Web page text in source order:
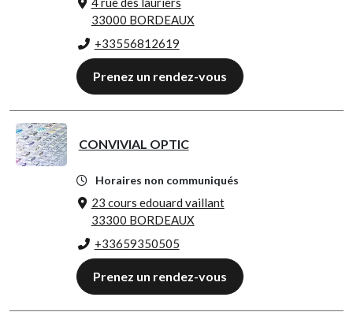
33000 BORDEAUX
+33556812619
Prenez un rendez-vous
CONVIVIAL OPTIC
Horaires non communiqués
23 cours edouard vaillant
33300 BORDEAUX
+33659350505
Prenez un rendez-vous